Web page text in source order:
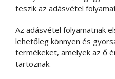
teszik az adásvétel
Az adásvétel folyamatnak
lehetőleg könnyen és
termékeket, amelyek az ő
tartoznak.